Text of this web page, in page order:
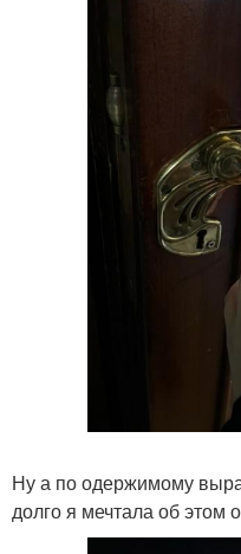
Ну а по одержимому
долго я мечтала об этом